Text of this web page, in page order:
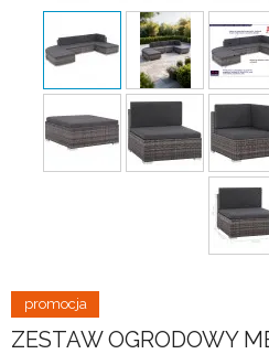
ZESTAW OGRODOWY